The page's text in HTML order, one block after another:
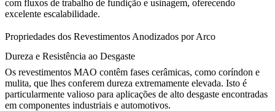
com fluxos de trabalho de fundição e usinagem, oferecendo
excelente escalabilidade.
Propriedades dos Revestimentos Anodizados por Arco
Dureza e Resistência ao Desgaste
Os revestimentos MAO contêm fases cerâmicas, como coríndon e
mulita, que lhes conferem dureza extremamente elevada. Isto é
particularmente valioso para aplicações de alto desgaste encontradas
em componentes industriais e automotivos.